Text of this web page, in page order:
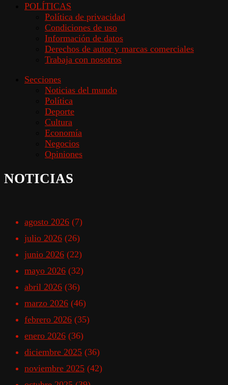
POLÍTICAS
Política de privacidad
Condiciones de uso
Información de datos
Derechos de autor y marcas comerciales
Trabaja con nosotros
Secciones
Noticias del mundo
Política
Deporte
Cultura
Economía
Negocios
Opiniones
NOTICIAS
agosto 2026 (7)
julio 2026 (26)
junio 2026 (22)
mayo 2026 (32)
abril 2026 (36)
marzo 2026 (46)
febrero 2026 (35)
enero 2026 (36)
diciembre 2025 (36)
noviembre 2025 (42)